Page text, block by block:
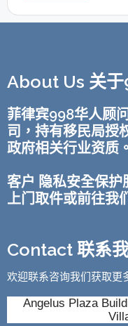
About Us 关
菲律宾998华人顾
司，持有移民局授
政府相关行业资质。
客户 隐私安全保护
上门取件或前往我
Contact 联系
欢迎联系咨询我们获取更
Angelus Plaza